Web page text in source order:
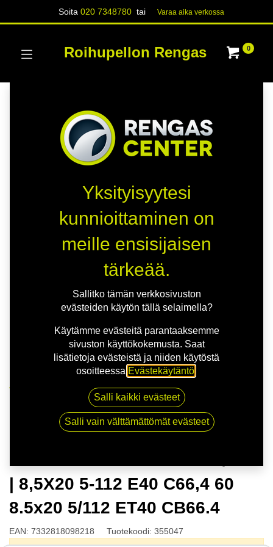
Soita020 7348780 tai Varaa aika verk​​​​ossa
Roihupellon Rengas 0
NITRO THRONE FF G.BLK/POL | 8,5X20 5-112 E40
C66,4 60 8.5x20 5/112 ET40 CB66.4
| 8,5X20 5-112 E40 C66,4 60
8.5x20 5/112 ET40 CB66.4
EAN: 7332818098218 Tuotekoodi: 355047
Yksityisyytesi
kunnioittaminen on
meille ensisijaisen
tärkeää.
Sallitko tämän verkkosivuston
evästeiden käytön tällä selaimella?
Käytämme evästeitä parantaaksemme
sivuston käyttökokemusta. Saat
lisätietoja evästeistä ja niiden käytöstä
osoitteessa Evästekäytäntö
Salli kaikki evästeet
Salli vain välttämättömät evästeet